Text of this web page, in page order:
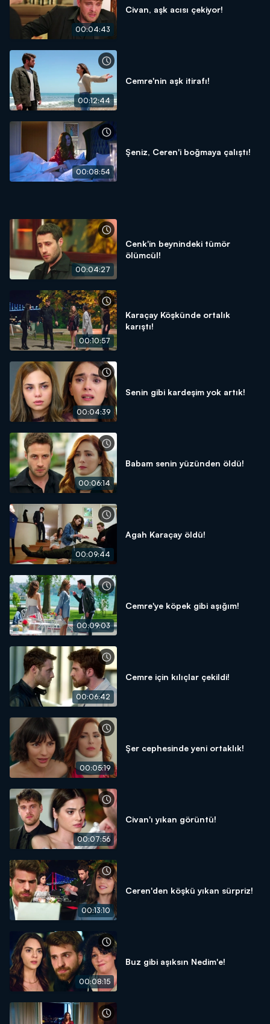
00:04:43
Civan, aşk acısı çekiyor!
00:12:44
Cemre'nin aşk itirafı!
00:08:54
Şeniz, Ceren'i boğmaya çalıştı!
00:04:27
Cenk'in beynindeki tümör
ölümcül!
00:10:57
Karaçay Köşkünde ortalık
karıştı!
00:04:39
Senin gibi kardeşim yok artık!
00:06:14
Babam senin yüzünden öldü!
00:09:44
Agah Karaçay öldü!
00:09:03
Cemre'ye köpek gibi aşığım!
00:06:42
Cemre için kılıçlar çekildi!
00:05:19
Şer cephesinde yeni ortaklık!
00:07:56
Civan'ı yıkan görüntü!
00:13:10
Ceren'den köşkü yıkan sürpriz!
00:08:15
Buz gibi aşıksın Nedim'e!